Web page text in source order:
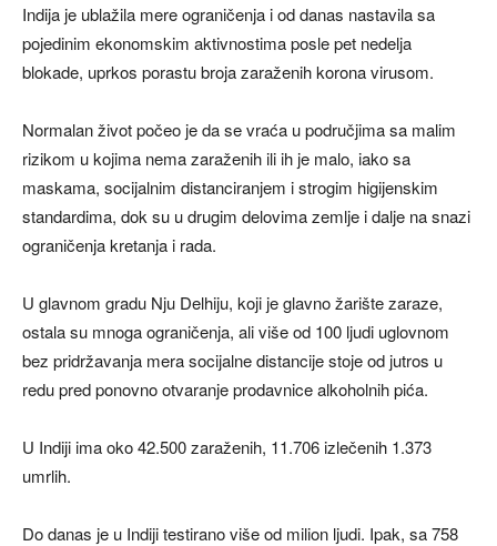
Indija je ublažila mere ograničenja i od danas nastavila sa
pojedinim ekonomskim aktivnostima posle pet nedelja
blokade, uprkos porastu broja zaraženih korona virusom.
Normalan život počeo je da se vraća u područjima sa malim
rizikom u kojima nema zaraženih ili ih je malo, iako sa
maskama, socijalnim distanciranjem i strogim higijenskim
standardima, dok su u drugim delovima zemlje i dalje na snazi
ograničenja kretanja i rada.
U glavnom gradu Nju Delhiju, koji je glavno žarište zaraze,
ostala su mnoga ograničenja, ali više od 100 ljudi uglovnom
bez pridržavanja mera socijalne distancije stoje od jutros u
redu pred ponovno otvaranje prodavnice alkoholnih pića.
U Indiji ima oko 42.500 zaraženih, 11.706 izlečenih 1.373
umrlih.
Do danas je u Indiji testirano više od milion ljudi. Ipak, sa 758